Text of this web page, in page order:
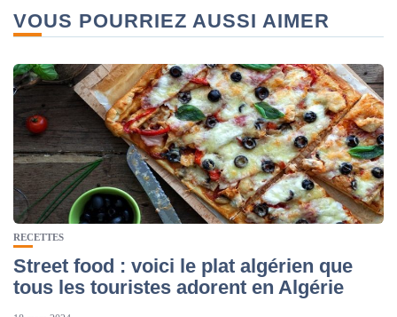
VOUS POURRIEZ AUSSI AIMER
RECETTES
Street food : voici le plat algérien que
tous les touristes adorent en Algérie